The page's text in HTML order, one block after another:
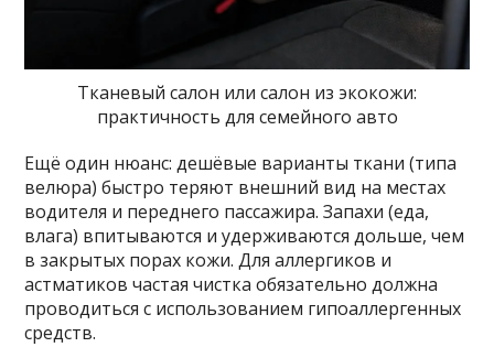
Тканевый салон или салон из экокожи:
практичность для семейного авто
Ещё один нюанс: дешёвые варианты ткани (типа
велюра) быстро теряют внешний вид на местах
водителя и переднего пассажира. Запахи (еда,
влага) впитываются и удерживаются дольше, чем
в закрытых порах кожи. Для аллергиков и
астматиков частая чистка обязательно должна
проводиться с использованием гипоаллергенных
средств.